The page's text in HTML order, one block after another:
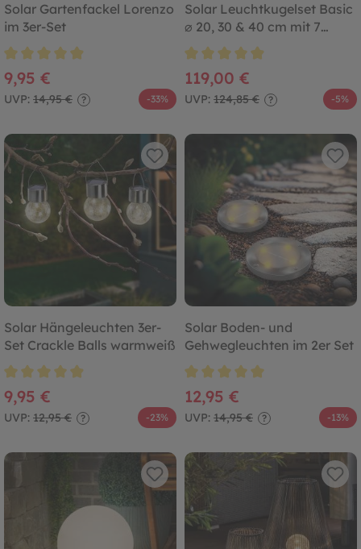
Solar Gartenfackel Lorenzo
im 3er-Set
9,95 €
UVP: 14,95 € ? -33%
Solar Leuchtkugelset Basic
⌀ 20, 30 & 40 cm mit 7
Lichtfarben
119,00 €
UVP: 124,85 € ? -5%
Solar Hängeleuchten 3er-
Set Crackle Balls warmweiß
9,95 €
UVP: 12,95 € ? -23%
Solar Boden- und
Gehwegleuchten im 2er Set
12,95 €
UVP: 14,95 € ? -13%